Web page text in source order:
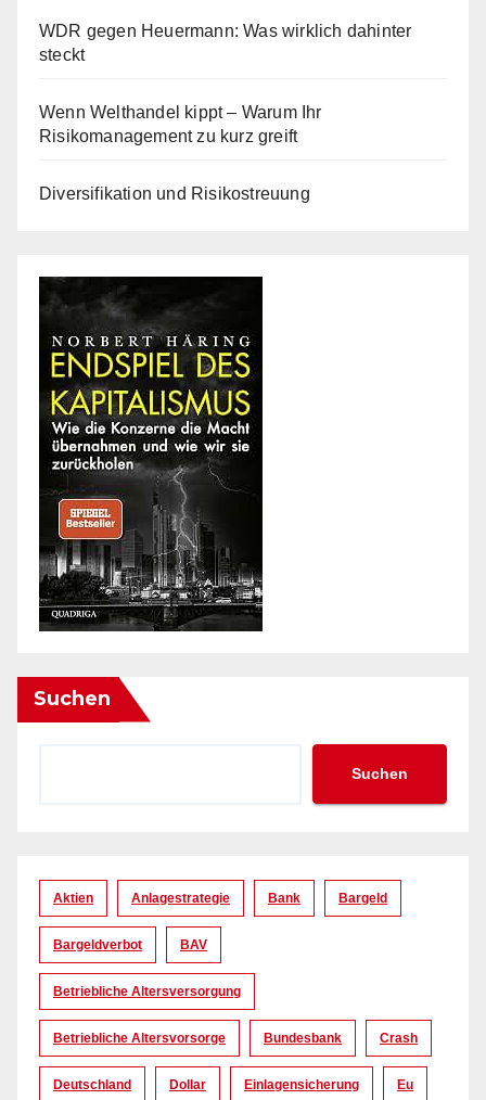
WDR gegen Heuermann: Was wirklich dahinter
steckt
Wenn Welthandel kippt – Warum Ihr
Risikomanagement zu kurz greift
Diversifikation und Risikostreuung
Suchen
Suchen
Aktien Anlagestrategie Bank Bargeld
Bargeldverbot BAV
Betriebliche Altersversorgung
Betriebliche Altersvorsorge Bundesbank Crash
Deutschland Dollar Einlagensicherung Eu